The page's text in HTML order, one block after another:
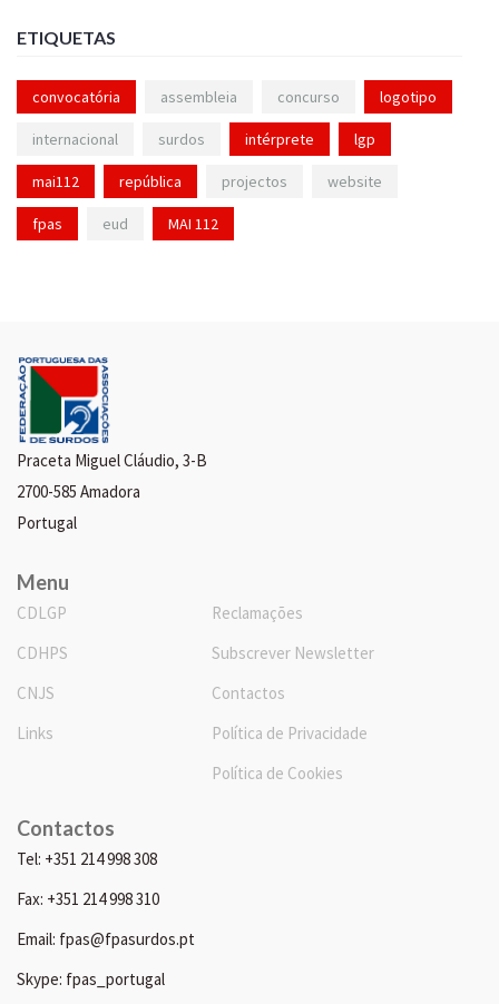
ETIQUETAS
convocatória assembleia concurso logotipo
internacional surdos intérprete lgp
mai112 república projectos website
fpas eud MAI 112
Praceta Miguel Cláudio, 3-B
2700-585 Amadora
Portugal
Menu
CDLGP
CDHPS
CNJS
Links
Reclamações
Subscrever Newsletter
Contactos
Política de Privacidade
Política de Cookies
Contactos
Tel: +351 214 998 308
Fax: +351 214 998 310
Email: fpas@fpasurdos.pt
Skype: fpas_portugal